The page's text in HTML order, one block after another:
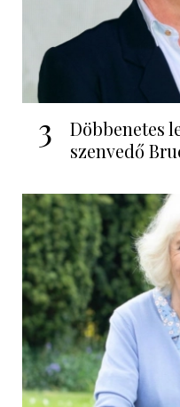
3
Döbbenetes
szenvedő